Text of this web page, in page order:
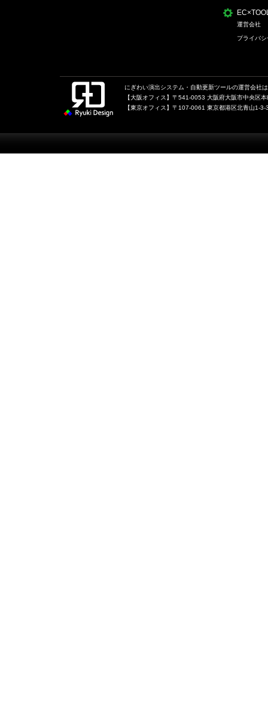
運営会社
プライバ
にぎわい演出システム・自動更新ツールの運営会
【大阪オフィス】〒541-0053 大阪府大阪市中央区
【東京オフィス】〒107-0061 東京都港区北青山1-